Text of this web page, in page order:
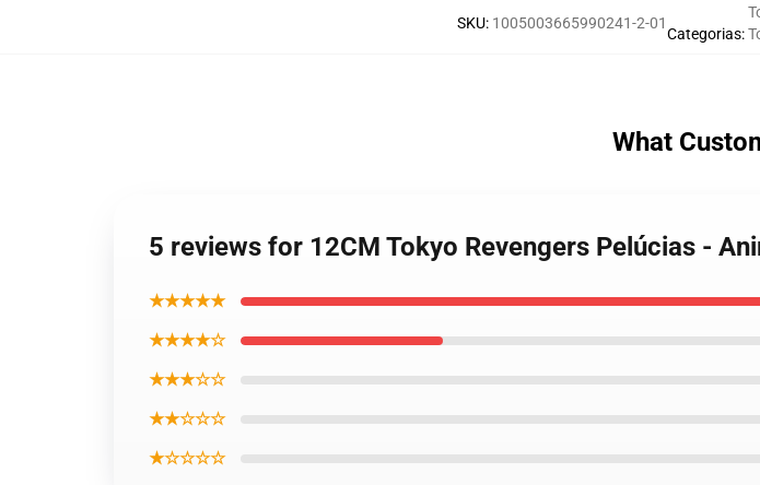
SKU: 1005003665990241-2-01
Categorias:
What
5 reviews for 12CM Tokyo Revengers Pelúcias -
★★★★★
★★★★☆
★★★☆☆
★★☆☆☆
★☆☆☆☆